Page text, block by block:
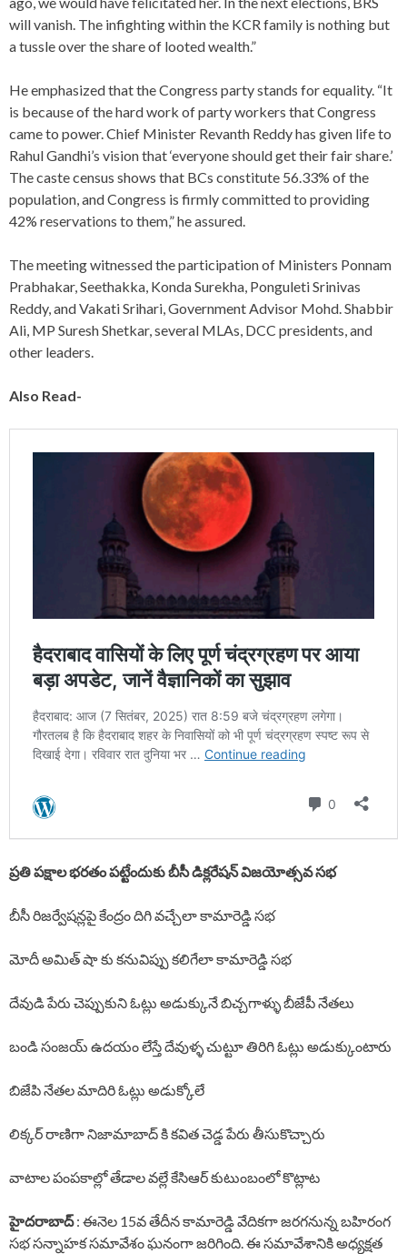
will vanish. The infighting within the KCR family is nothing but
a tussle over the share of looted wealth.”
He emphasized that the Congress party stands for equality. “It
is because of the hard work of party workers that Congress
came to power. Chief Minister Revanth Reddy has given life to
Rahul Gandhi’s vision that ‘everyone should get their fair share.’
The caste census shows that BCs constitute 56.33% of the
population, and Congress is firmly committed to providing
42% reservations to them,” he assured.
The meeting witnessed the participation of Ministers Ponnam
Prabhakar, Seethakka, Konda Surekha, Ponguleti Srinivas
Reddy, and Vakati Srihari, Government Advisor Mohd. Shabbir
Ali, MP Suresh Shetkar, several MLAs, DCC presidents, and
other leaders.
Also Read-
ప్రతి పక్షాల భరతం పట్టేందుకు బీసీ డిక్లరేషన్ విజయోత్సవ సభ
బీసీ రిజర్వేషన్లపై కేంద్రం దిగి వచ్చేలా కామారెడ్డి సభ
మోదీ అమిత్ షా కు కనువిప్పు కలిగేలా కామారెడ్డి సభ
దేవుడి పేరు చెప్పుకుని ఓట్లు అడుక్కునే బిచ్చగాళ్ళు బీజేపీ నేతలు
బండి సంజయ్ ఉదయం లేస్తే దేవుళ్ళ చుట్టూ తిరిగి ఓట్లు అడుక్కుంటారు
బిజేపి నేతల మాదిరి ఓట్లు అడుక్కోలే
లిక్కర్ రాణిగా నిజామాబాద్ కి కవిత చెడ్డ పేరు తీసుకొచ్చారు
వాటాల పంపకాల్లో తేడాల వల్లే కేసిఆర్ కుటుంబంలో కొట్లాట
హైదరాబాద్: ఈనెల 15వ తేదీన కామారెడ్డి వేదికగా జరగనున్న బహిరంగ
సభ సన్నాహక సమావేశం ఘనంగా జరిగింది. ఈ సమావేశానికి అధ్యక్షత